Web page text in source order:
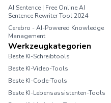
AI Sentence | Free Online AI
Sentence Rewriter Tool 2024
Cerebro - AI-Powered Knowledge
Management
Werkzeugkategorien
Beste KI-Schreibtools
Beste KI-Video-Tools
Beste KI-Code-Tools
Beste KI-Lebensassistenten-Tools